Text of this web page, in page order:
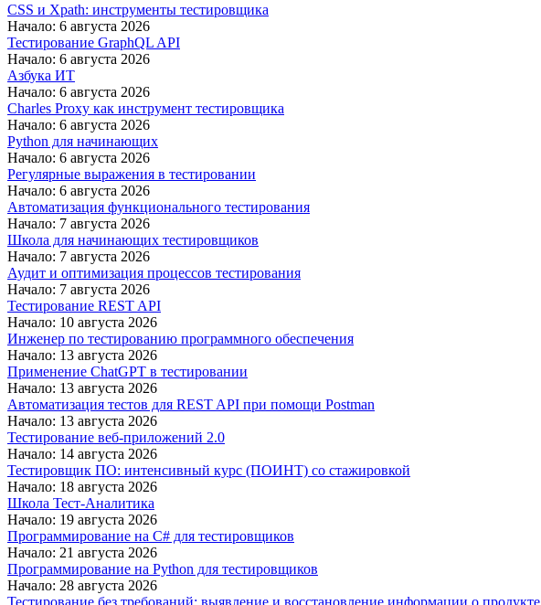
CSS и Xpath: инструменты тестировщика
Начало: 6 августа 2026
Тестирование GraphQL API
Начало: 6 августа 2026
Азбука ИТ
Начало: 6 августа 2026
Charles Proxy как инструмент тестировщика
Начало: 6 августа 2026
Python для начинающих
Начало: 6 августа 2026
Регулярные выражения в тестировании
Начало: 6 августа 2026
Автоматизация функционального тестирования
Начало: 7 августа 2026
Школа для начинающих тестировщиков
Начало: 7 августа 2026
Аудит и оптимизация процессов тестирования
Начало: 7 августа 2026
Тестирование REST API
Начало: 10 августа 2026
Инженер по тестированию программного обеспечения
Начало: 13 августа 2026
Применение ChatGPT в тестировании
Начало: 13 августа 2026
Автоматизация тестов для REST API при помощи Postman
Начало: 13 августа 2026
Тестирование веб-приложений 2.0
Начало: 14 августа 2026
Тестировщик ПО: интенсивный курс (ПОИНТ) со стажировкой
Начало: 18 августа 2026
Школа Тест-Аналитика
Начало: 19 августа 2026
Программирование на C# для тестировщиков
Начало: 21 августа 2026
Программирование на Python для тестировщиков
Начало: 28 августа 2026
Тестирование без требований: выявление и восстановление информации о продукте